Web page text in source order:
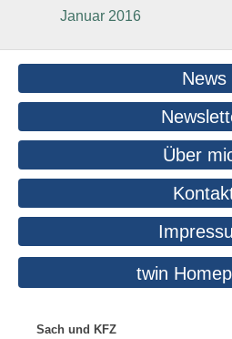
Januar 2016
News
Über
twin
Sach und KFZ